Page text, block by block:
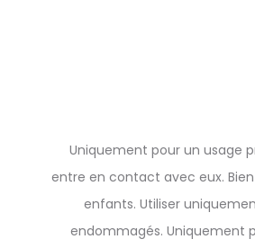
Uniquement pour un usage
entre en contact avec eux.
enfants. Utiliser
endommagés. Uniquement